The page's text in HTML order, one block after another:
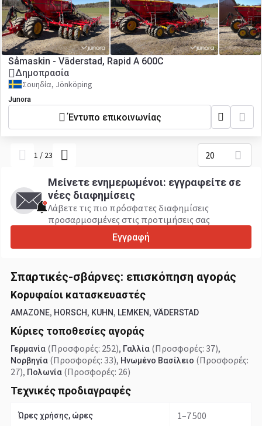
Såmaskin - Väderstad, Rapid A 600C
Δημοπρασία
Σουηδία, Jönköping
Junora
Έντυπο επικοινωνίας
1 / 23 20
Μείνετε ενημερωμένοι: εγγραφείτε σε
νέες διαφημίσεις
Λάβετε τις πιο πρόσφατες διαφημίσεις
προσαρμοσμένες στις προτιμήσεις σας
Εγγραφή
Σπαρτικές-σβάρνες: επισκόπηση αγοράς
Κορυφαίοι κατασκευαστές
AMAZONE, HORSCH, KUHN, LEMKEN, VÄDERSTAD
Κύριες τοποθεσίες αγοράς
Γερμανία (Προσφορές: 252), Γαλλία (Προσφορές: 37),
Νορβηγία (Προσφορές: 33), Ηνωμένο Βασίλειο (Προσφορές:
27), Πολωνία (Προσφορές: 26)
Τεχνικές προδιαγραφές
Ώρες χρήσης, ώρες 1–7 500